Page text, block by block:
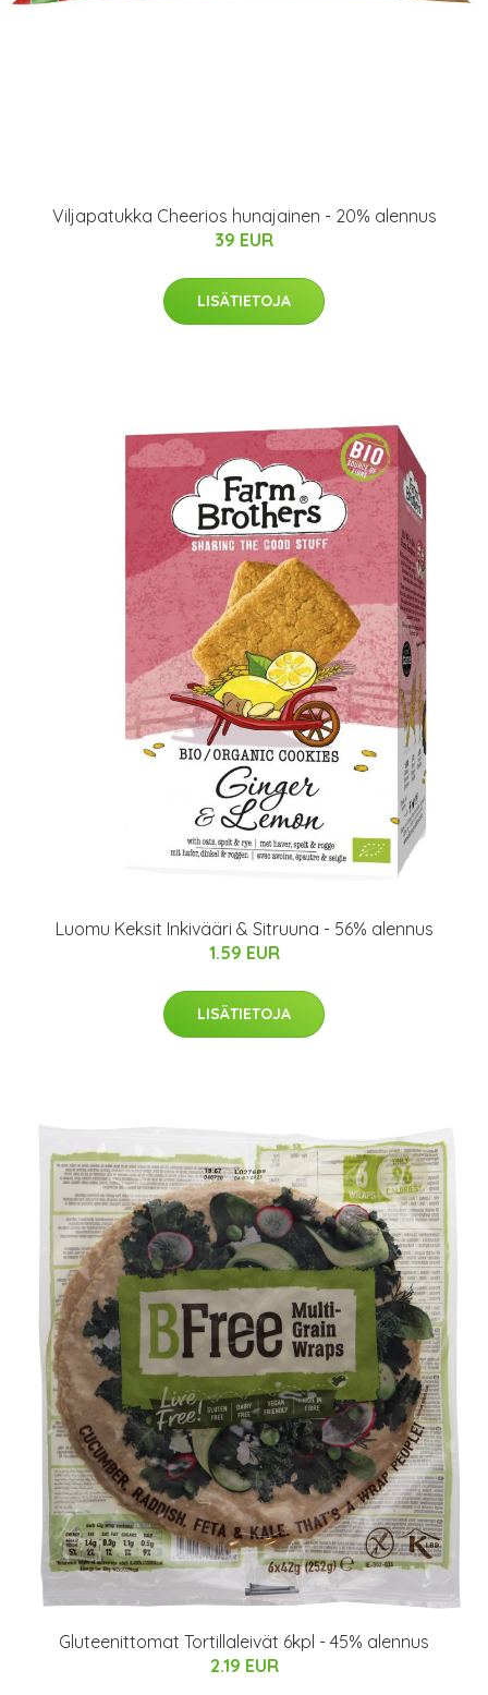
Viljapatukka Cheerios hunajainen - 20% alennus
39 EUR
LISÄTIETOJA
Luomu Keksit Inkivääri & Sitruuna - 56% alennus
1.59 EUR
LISÄTIETOJA
Gluteenittomat Tortillaleivät 6kpl - 45% alennus
2.19 EUR